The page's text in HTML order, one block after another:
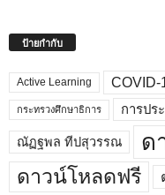
ป้ายกำกับ
Active Learning COVID-
กระทรวงศึกษาธิการ การปร
ณัฏฐพล ทีปสุวรรณ ด
ดาวน์โหลดฟรี